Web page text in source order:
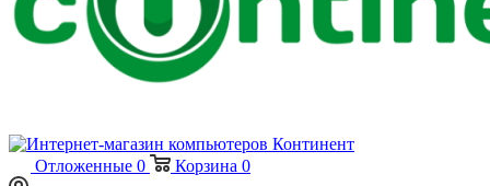
Отложенные 0 Корзина 0